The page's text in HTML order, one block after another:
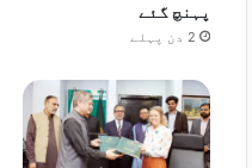
پہنچ گئے
2 دن پہلے